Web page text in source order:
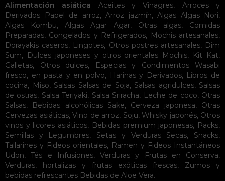
Alimentación asiática Aceites y Vinagres, Arroces y
Derivados
Papel de arroz, Arroz jazmín, Algas Algas Nori,
Algas Kombu, Algas Agar Agar, Otras algas, Comidas
Preparadas, Congelados y Refrigerados, Mochis artesanales,
Dorayakis caseros, Lingotes, Otros postres artesanales, Dim
Sum, Dulces japoneses y otros orientales Mochis, Kit Kat,
Galletas, Otros dulces, Especias y Condimentos
Wasabi
fresco, en pasta y en polvo, Harinas y Derivados, Libros de
cocina, Miso, Salsas Salsas de Soja, Salsas agridulces, Salsas
de ostras, Salsa Teriyaki, Salsa Sriracha, Leche de coco, Otras
Salsas, Bebidas alcohólicas Sake, Cerveza japonesa, Otras
Cervezas asiáticas, Vino de arroz, Soju, Whisky japonés, Otros
vinos y licores asiáticos, Bebidas premium japonesas, Packs,
Semillas y Legumbres, Setas y Verduras Secas, Snacks,
Tallarines y Fideos orientales, Ramen y Fideos Instantáneos
Udon,Tés e Infusiones, Verduras y Frutas en Conserva,
Verduras, hortalizas y frutas exóticas frescas, Zumos y
bebidas refrescantes Bebidas de Aloe Vera.